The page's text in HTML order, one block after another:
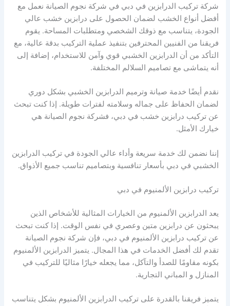
شركة تركيب الدرابزين في دبي في شركة نجوم الصيانة نعمل مع
أفضل أنواع الخشب لضمان الحصول على درابزين خشب عالي
الجودة، يتناسب مع ذوقك الشخصي ومتطلبات المساحة. يقوم
فريقنا من الفنيين المحترفين بتنفيذ عملية التركيب بدقة عالية، مع
التأكد من أن الدرابزين الخشبي قوي وآمن للاستخدام، إضافة إلى
أنه يتماشى مع تصاميم السلالم المختلفة.
نقدم أيضًا خدمة صيانة وترميم الدرابزين الخشبي بشكل دوري
لضمان الحفاظ على جماله وسلامته لفترات طويلة. إذا كنت تبحث
عن تركيب درابزين خشب في دبي، فشركة نجوم الصيانة هي
خيارك الأمثل.
إننا نضمن لك خدمة سريعة وأداء عالي الجودة في تركيب الدرابزين
الخشبي في دبي بأسعار تنافسية وبتصاميم تناسب جميع الأذواق.
تركيب درابزين الألمنيوم في دبي
يعد الدرابزين الألمنيوم من الخيارات المثالية للأشخاص الذين
يبحثون عن درابزين متين وعصري في نفس الوقت. إذا كنت تبحث
عن تركيب درابزين الألمنيوم في دبي، فإن شركة نجوم الصيانة
تقدم لك أفضل الخدمات في هذا المجال. يتميز الدرابزين الألمنيوم
بكونه مقاومًا للصدأ والتآكل، مما يجعله خيارًا مثاليًا للتركيب في
المنازل و المباني التجارية.
يتميز فريقنا بالقدرة على تركيب الدرابزين الألمنيوم بشكل يتناسب